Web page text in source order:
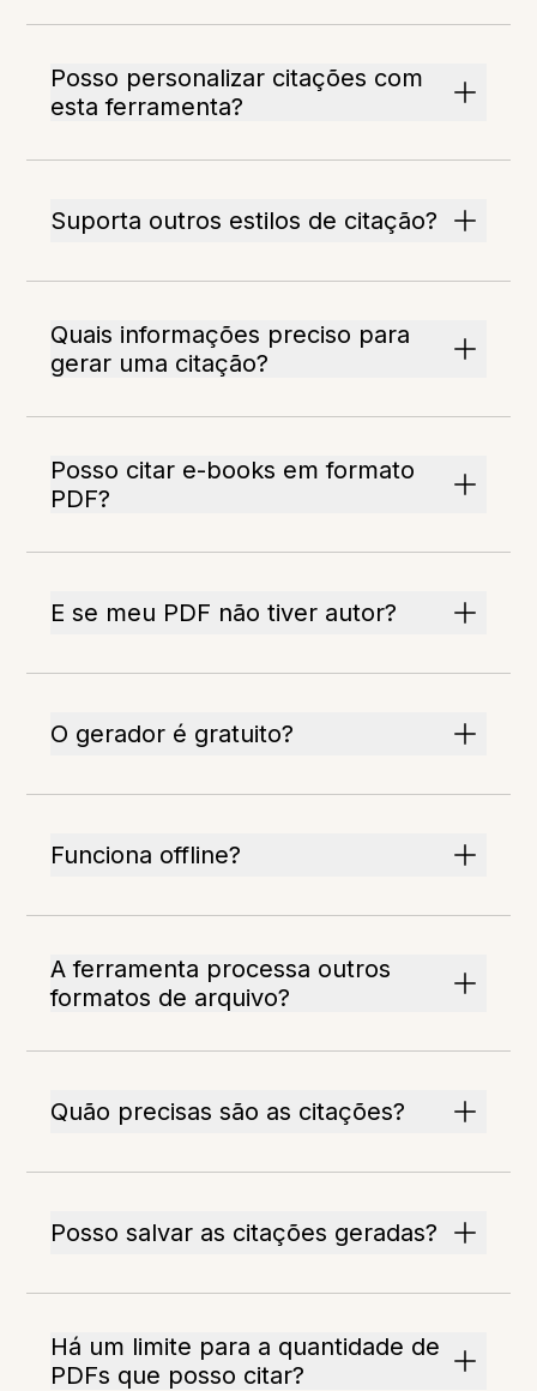
Posso personalizar citações com
esta ferramenta?
Suporta outros estilos de citação?
Quais informações preciso para
gerar uma citação?
Posso citar e-books em formato
PDF?
E se meu PDF não tiver autor?
O gerador é gratuito?
Funciona offline?
A ferramenta processa outros
formatos de arquivo?
Quão precisas são as citações?
Posso salvar as citações geradas?
Há um limite para a quantidade de
PDFs que posso citar?